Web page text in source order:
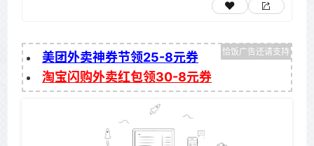
美团外卖神券节领25-8元券
淘宝闪购外卖红包领30-8元券